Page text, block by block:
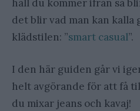
håll du kommer ifrån så
det blir vad man kan kalla
klädstilen: ”smart casual”.
I den här guiden går vi
helt avgörande för att få
du mixar jeans och kavaj!